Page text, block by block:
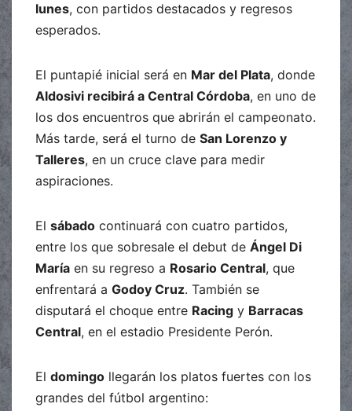
lunes, con partidos destacados y regresos
esperados.
El puntapié inicial será en Mar del Plata, donde
Aldosivi recibirá a Central Córdoba, en uno de
los dos encuentros que abrirán el campeonato.
Más tarde, será el turno de San Lorenzo y
Talleres, en un cruce clave para medir
aspiraciones.
El sábado continuará con cuatro partidos,
entre los que sobresale el debut de Ángel Di
María en su regreso a Rosario Central, que
enfrentará a Godoy Cruz. También se
disputará el choque entre Racing y Barracas
Central, en el estadio Presidente Perón.
El domingo llegarán los platos fuertes con los
grandes del fútbol argentino: